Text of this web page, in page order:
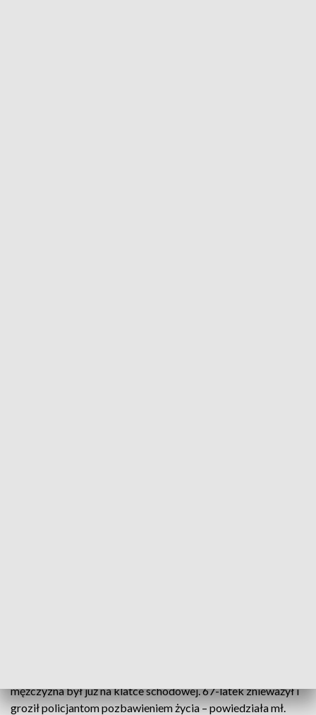
mężczyzna był już na klatce schodowej. 67-latek znieważył i
groził policjantom pozbawieniem życia – powiedziała mł.